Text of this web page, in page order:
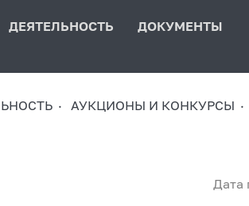
ДЕЯТЕЛЬНОСТЬ ДОКУМЕНТЫ
АУКЦИОНЫ И КОНКУРСЫ
Дата